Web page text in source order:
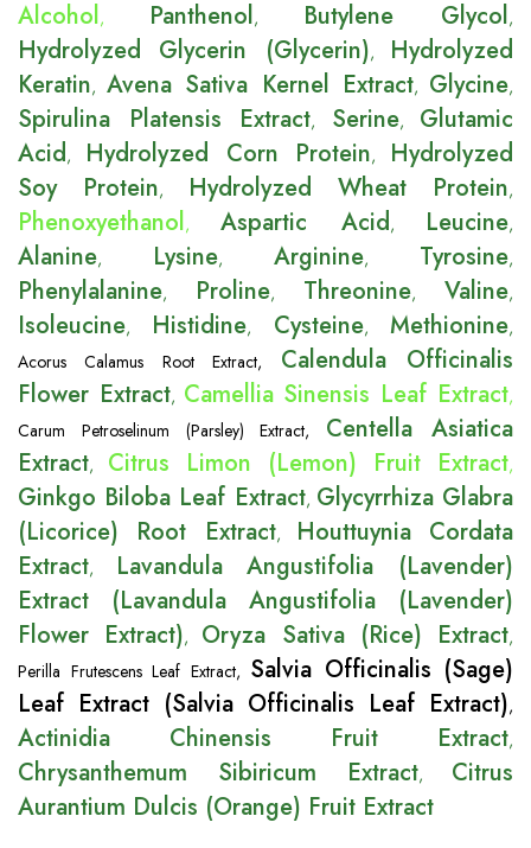
Alcohol, Panthenol, Butylene Glycol,
Hydrolyzed Glycerin (Glycerin), Hydrolyzed
Keratin,Avena Sativa Kernel Extract, Glycine,
Spirulina Platensis Extract, Serine, Glutamic
Acid, Hydrolyzed Corn Protein, Hydrolyzed
Soy Protein, Hydrolyzed Wheat Protein,
Phenoxyethanol,Aspartic Acid, Leucine,
Alanine, Lysine, Arginine, Tyrosine,
Phenylalanine, Proline, Threonine, Valine,
Isoleucine, Histidine, Cysteine,Methionine,
Acorus Calamus Root Extract, Calendula Officinalis
Flower Extract, Camellia Sinensis Leaf Extract,
Carum Petroselinum (Parsley) Extract, Centella Asiatica
Extract, Citrus Limon (Lemon) Fruit Extract,
Ginkgo Biloba Leaf Extract, Glycyrrhiza Glabra
(Licorice) Root Extract,
Houttuynia Cordata
Extract,
Lavandula Angustifolia (Lavender)
Extract (Lavandula Angustifolia (Lavender)
Flower Extract), Oryza Sativa (Rice) Extract,
Perilla Frutescens Leaf Extract, Salvia Officinalis (Sage)
Leaf Extract (Salvia Officinalis Leaf Extract),
Actinidia Chinensis Fruit Extract,
Chrysanthemum Sibiricum Extract, Citrus
Aurantium Dulcis (Orange) Fruit Extract